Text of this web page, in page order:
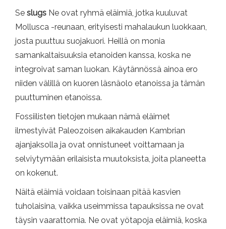
Se slugs Ne ovat ryhmä eläimiä, jotka kuuluvat
Mollusca -reunaan, erityisesti mahalaukun luokkaan,
josta puuttuu suojakuori. Heillä on monia
samankaltaisuuksia etanoiden kanssa, koska ne
integroivat saman luokan. Käytännössä ainoa ero
niiden välillä on kuoren läsnäolo etanoissa ja tämän
puuttuminen etanoissa.
Fossiilisten tietojen mukaan nämä eläimet
ilmestyivät Paleozoisen aikakauden Kambrian
ajanjaksolla ja ovat onnistuneet voittamaan ja
selviytymään erilaisista muutoksista, joita planeetta
on kokenut.
Näitä eläimiä voidaan toisinaan pitää kasvien
tuholaisina, vaikka useimmissa tapauksissa ne ovat
täysin vaarattomia. Ne ovat yötapoja eläimiä, koska